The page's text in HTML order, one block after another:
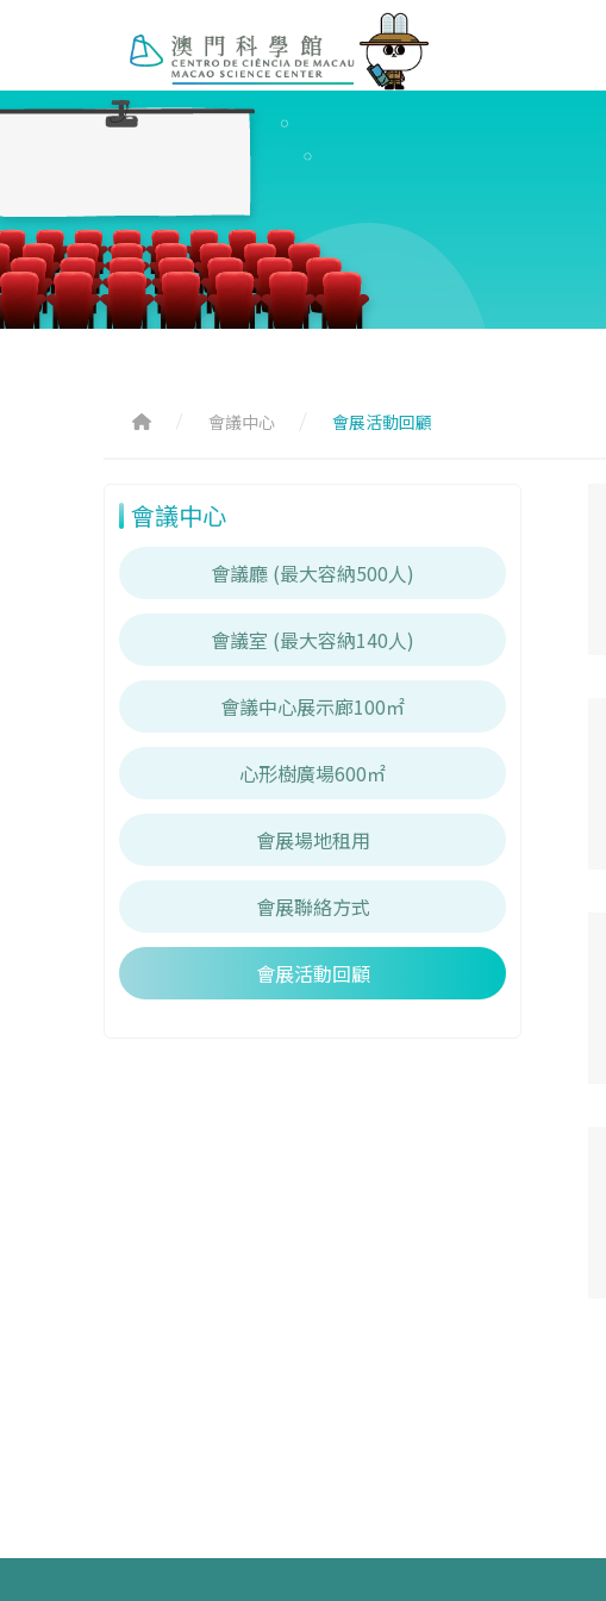
會議中心 會展活動回顧
會議中心
會議廳 (最大容納500人)
會議室 (最大容納140人)
會議中心展示廊100㎡
心形樹廣場600㎡
會展場地租用
會展聯絡方式
會展活動回顧